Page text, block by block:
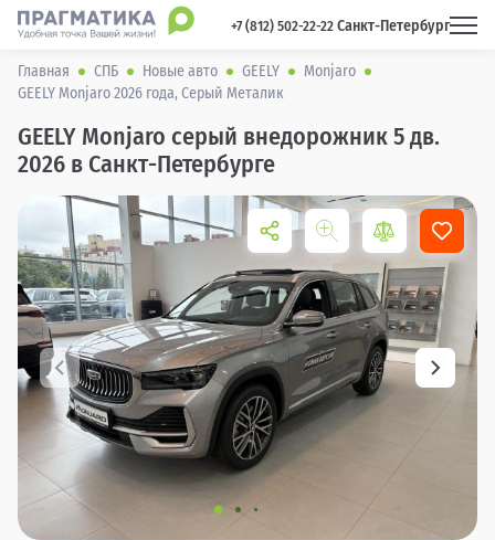
+7 (812) 502-22-22 Санкт-Петербург
Главная СПБ Новые авто GEELY
Monjaro
GEELY Monjaro 2026 года, Серый Металик
GEELY Monjaro серый внедорожник 5 дв.
2026 в Санкт-Петербурге